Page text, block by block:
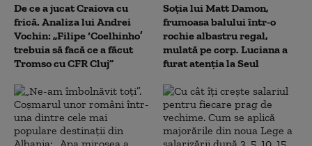
De ce a jucat Craiova cu
frică. Analiza lui Andrei
Vochin: „Filipe ‘Coelhinho’
trebuia să facă ce a făcut
Tromso cu CFR Cluj”
Soția lui Matt Damon,
frumoasa balului într-o
rochie albastru regal,
mulată pe corp. Luciana a
furat atenția la Seul